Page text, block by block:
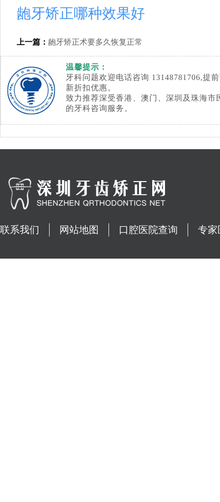
龅牙矫正哪种效果好
上一篇： 龅牙矫正术要多久恢复正常
温馨提示：
牙科问题欢迎电话咨询 13148781706,提
新折扣优惠。
致力推荐深受香港、澳门、深圳及珠海
的牙科咨询服务。
联系我们 网站地图 口腔医院查询 专家